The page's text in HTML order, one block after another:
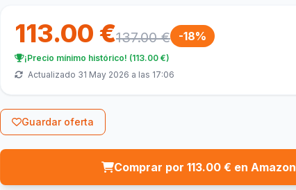
113.00 €137.00 € -18%
¡Precio mínimo histórico! (113.00 €)
Actualizado 31 May 2026 a las 17:06
Guardar oferta
Comprar por 113.00 € en Amazon